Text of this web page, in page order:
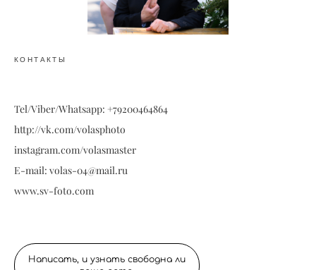
КОНТАКТЫ
Tel/Viber/Whatsapp: +79200464864
http://vk.com/volasphoto
instagram.com/volasmaster
E-mail: volas-04@mail.ru
www.sv-foto.com
Написать, и узнать свободна ли